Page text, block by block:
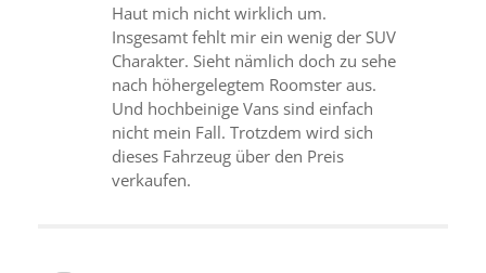
Haut mich nicht wirklich um.
Insgesamt fehlt mir ein wenig der SUV
Charakter. Sieht nämlich doch zu sehe
nach höhergelegtem Roomster aus.
Und hochbeinige Vans sind einfach
nicht mein Fall. Trotzdem wird sich
dieses Fahrzeug über den Preis
verkaufen.